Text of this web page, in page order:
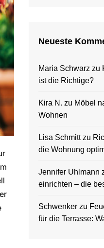
Neueste
Maria Schwarz zu
ist die Richtige?
Kira N. zu Möbel
Wohnen
Lisa Schmittzu
die Wohnung
Jennifer Uhlmann
einrichten – die
Schwenker zu
für die Terrasse: